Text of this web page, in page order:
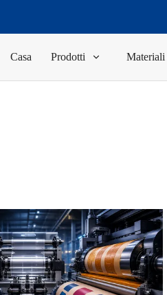
Casa Prodotti Materiali